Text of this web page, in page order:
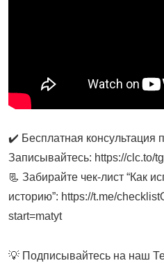
✔️ Бесплатная консультация
Записывайтесь: https://clc.to/
📃 Забирайте чек-лист “Как
историю”: https://t.me/
start=matyt
💡 Подписывайтесь на наш